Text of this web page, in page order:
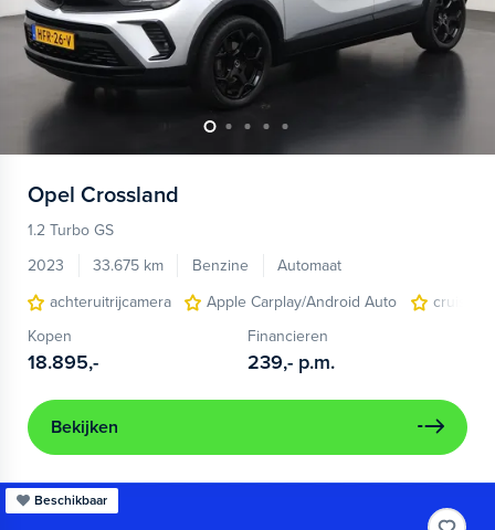
Opel Crossland
1.2 Turbo GS
2023
33.675 km Benzine
Automaat
achteruitrijcamera
Apple Carplay/Android Auto
cruise
Kopen
18.895,-
Financieren
239,- p.m.
Bekijken
Beschikbaar